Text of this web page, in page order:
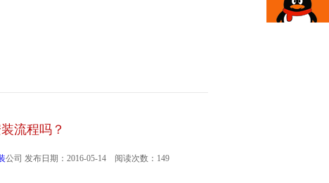
流程吗？
公司 发布日期：2016-05-14 阅读次数：149